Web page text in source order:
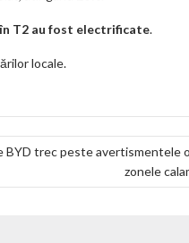
T2 au fost electrificate.
locale.
BYD trec peste avertismentele
zonele